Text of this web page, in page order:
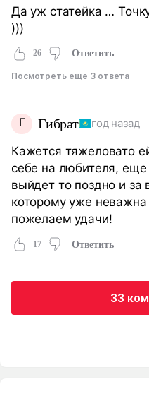
Да уж статейка …
)))
26 Ответить
Посмотреть еще 3 ответа
Г Гибрат год назад
Кажется тяжеловато
себе на любителя, еще
выйдет то поздно и за
которому уже
пожелаем удачи!
17 Ответить
33